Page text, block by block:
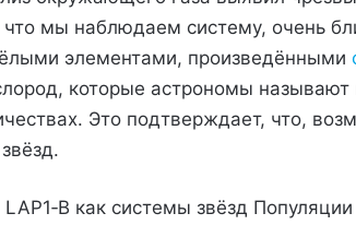
что мы наблюдаем систему, очень
элементами, произведёнными
которые астрономы
Это подтверждает, что,
как системы звёзд